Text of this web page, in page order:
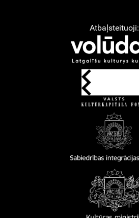
Atbaļsteituoji: